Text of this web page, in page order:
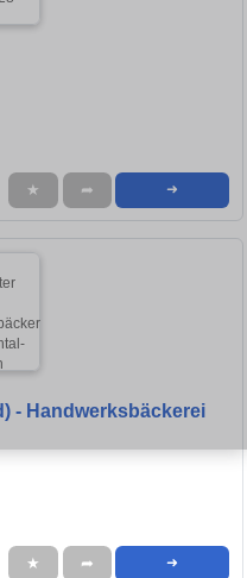
★ ➦ ➜
- Handwerksbäckerei
★ ➦ ➜